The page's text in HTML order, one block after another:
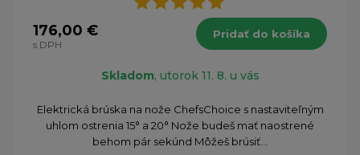
176,00 €
s DPH
Pridať do košíka
Skladom, utorok 11. 8. u vás
Elektrická brúska na nože ChefsChoice s nastaviteľným
uhlom ostrenia 15° a 20° Nože budeš mať naostrené
behom pár sekúnd Môžeš brúsiť...